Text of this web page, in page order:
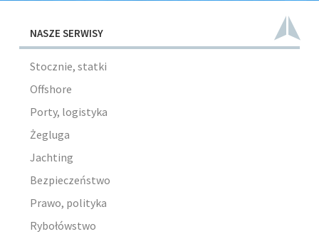
NASZE SERWISY
Stocznie, statki
Offshore
Porty, logistyka
Żegluga
Jachting
Bezpieczeństwo
Prawo, polityka
Rybołówstwo